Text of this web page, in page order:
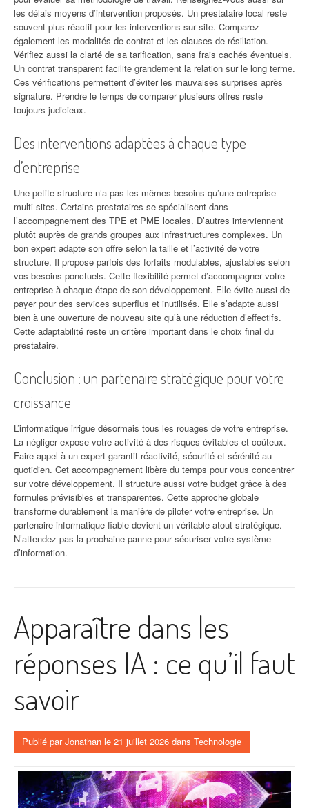
les délais moyens d’intervention proposés. Un prestataire local reste
souvent plus réactif pour les interventions sur site. Comparez
également les modalités de contrat et les clauses de résiliation.
Vérifiez aussi la clarté de sa tarification, sans frais cachés éventuels.
Un contrat transparent facilite grandement la relation sur le long terme.
Ces vérifications permettent d’éviter les mauvaises surprises après
signature. Prendre le temps de comparer plusieurs offres reste
toujours judicieux.
Des interventions adaptées à chaque type
d’entreprise
Une petite structure n’a pas les mêmes besoins qu’une entreprise
multi-sites. Certains prestataires se spécialisent dans
l’accompagnement des TPE et PME locales. D’autres interviennent
plutôt auprès de grands groupes aux infrastructures complexes. Un
bon expert adapte son offre selon la taille et l’activité de votre
structure. Il propose parfois des forfaits modulables, ajustables selon
vos besoins ponctuels. Cette flexibilité permet d’accompagner votre
entreprise à chaque étape de son développement. Elle évite aussi de
payer pour des services superflus et inutilisés. Elle s’adapte aussi
bien à une ouverture de nouveau site qu’à une réduction d’effectifs.
Cette adaptabilité reste un critère important dans le choix final du
prestataire.
Conclusion : un partenaire stratégique pour votre
croissance
L’informatique irrigue désormais tous les rouages de votre entreprise.
La négliger expose votre activité à des risques évitables et coûteux.
Faire appel à un expert garantit réactivité, sécurité et sérénité au
quotidien. Cet accompagnement libère du temps pour vous concentrer
sur votre développement. Il structure aussi votre budget grâce à des
formules prévisibles et transparentes. Cette approche globale
transforme durablement la manière de piloter votre entreprise. Un
partenaire informatique fiable devient un véritable atout stratégique.
N’attendez pas la prochaine panne pour sécuriser votre système
d’information.
Apparaître dans les
réponses IA : ce qu’il faut
savoir
Publié parJonathan le 21 juillet 2026 dans Technologie